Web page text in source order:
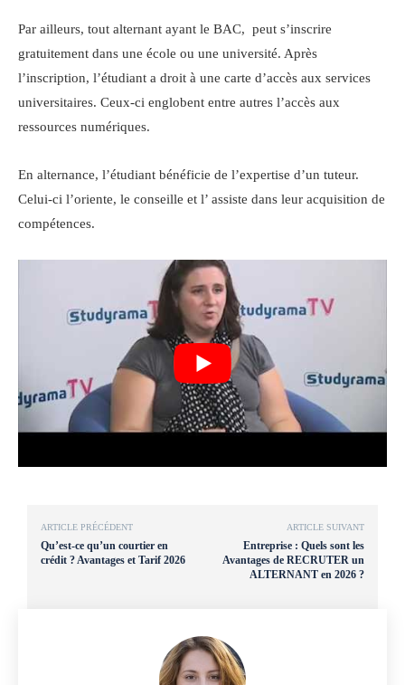
Par ailleurs, tout alternant ayant le BAC, peut s’inscrire
gratuitement dans une école ou une université. Après
l’inscription, l’étudiant a droit à une carte d’accès aux services
universitaires. Ceux-ci englobent entre autres l’accès aux
ressources numériques.
En alternance, l’étudiant bénéficie de l’expertise d’un tuteur.
Celui-ci l’oriente, le conseille et l’ assiste dans leur acquisition de
compétences.
ARTICLE PRÉCÉDENT
Qu’est-ce qu’un courtier en
crédit ? Avantages et Tarif 2026
ARTICLE SUIVANT
Entreprise : Quels sont les
Avantages de RECRUTER un
ALTERNANT en 2026 ?